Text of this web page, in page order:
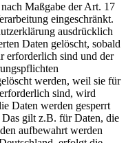
Maßgabe der Art. 17
eingeschränkt.
ausdrücklich
Daten gelöscht, sobald
erforderlich sind und der
werden, weil sie für
sind, wird
Daten werden gesperrt
gilt z.B. für Daten, die
aufbewahrt werden